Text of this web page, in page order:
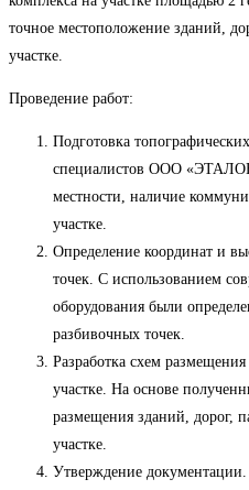
точное местоположение зданий,
участке.
Проведение работ:
Подготовка
специалистов ООО
местности, наличие
участке.
Определение координат и
точек. С использованием
оборудования были
разбивочных точек.
Разработка схем
участке. На основе
размещения зданий, дорог,
участке.
Утверждение